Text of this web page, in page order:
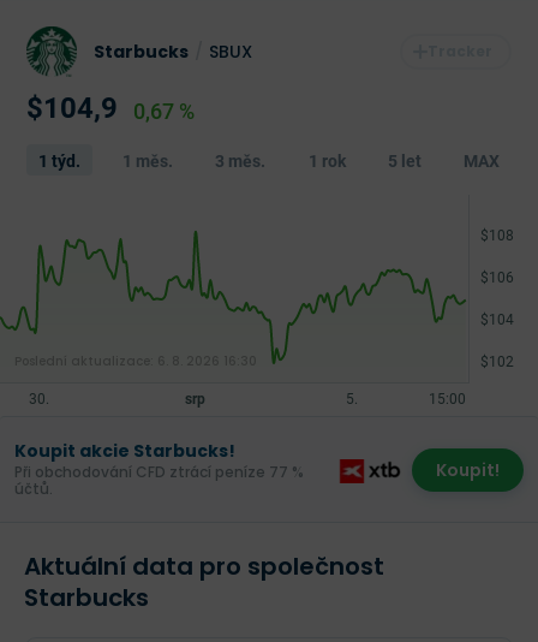
Starbucks SBUX
$104,9 0,67 %
1 týd. 1 měs. 3 měs. 1 rok 5 let MAX
Koupit akcie Starbucks!
Při obchodování CFD ztrácí peníze 77 %
účtů.
Koupit!
Aktuální data pro společnost
Starbucks